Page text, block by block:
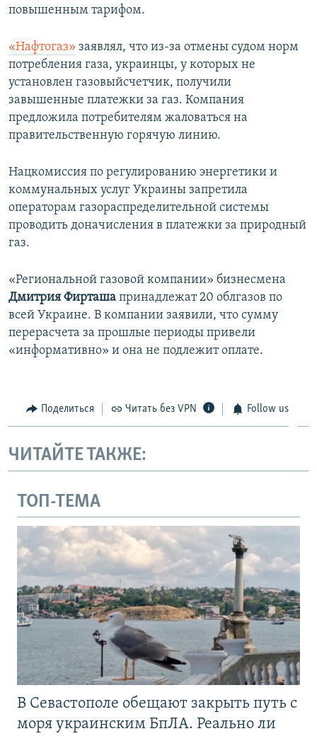
повышенным тарифом.
«Нафтогаз» заявлял, что из-за отмены судом норм
потребления газа, украинцы, у которых не
установлен газовыйсчетчик, получили
завышенные платежки за газ. Компания
предложила потребителям жаловаться на
правительственную горячую линию.
Нацкомиссия по регулированию энергетики и
коммунальных услуг Украины запретила
операторам газораспределительной системы
проводить доначисления в платежки за природный
газ.
«Региональной газовой компании» бизнесмена
Дмитрия Фирташа принадлежат 20 облгазов по
всей Украине. В компании заявили, что сумму
перерасчета за прошлые периоды привели
«информативно» и она не подлежит оплате.
Поделиться Читать без VPN Follow us
ЧИТАЙТЕ ТАКЖЕ:
ТОП-ТЕМА
В Севастополе обещают закрыть путь с
моря украинским БпЛА. Реально ли